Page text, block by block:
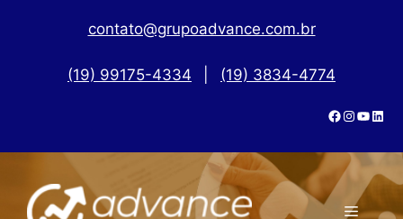
contato@grupoadvance.com.br
(19) 99175-4334 (19) 3834-4774